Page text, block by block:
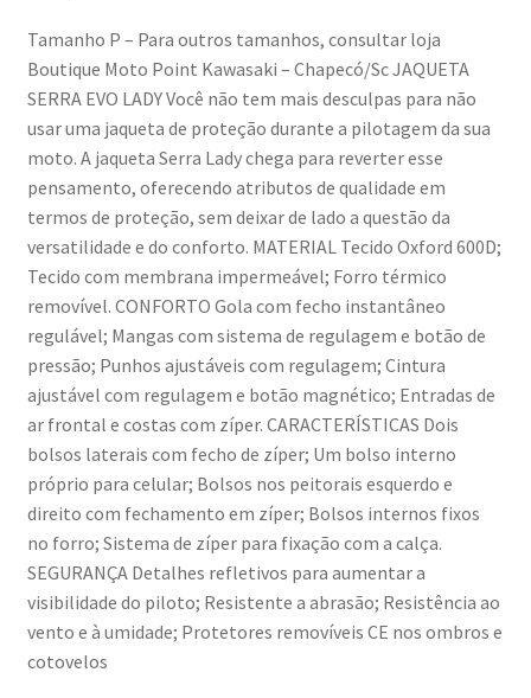
Tamanho P – Para outros tamanhos, consultar loja
Boutique Moto Point Kawasaki – Chapecó/Sc JAQUETA
SERRA EVO LADY Você não tem mais desculpas para não
usar uma jaqueta de proteção durante a pilotagem da sua
moto. A jaqueta Serra Lady chega para reverter esse
pensamento, oferecendo atributos de qualidade em
termos de proteção, sem deixar de lado a questão da
versatilidade e do conforto. MATERIAL Tecido Oxford 600D;
Tecido com membrana impermeável; Forro térmico
removível. CONFORTO Gola com fecho instantâneo
regulável; Mangas com sistema de regulagem e botão de
pressão; Punhos ajustáveis com regulagem; Cintura
ajustável com regulagem e botão magnético; Entradas de
ar frontal e costas com zíper. CARACTERÍSTICAS Dois
bolsos laterais com fecho de zíper; Um bolso interno
próprio para celular; Bolsos nos peitorais esquerdo e
direito com fechamento em zíper; Bolsos internos fixos
no forro; Sistema de zíper para fixação com a calça.
SEGURANÇA Detalhes refletivos para aumentar a
visibilidade do piloto; Resistente a abrasão; Resistência ao
vento e à umidade; Protetores removíveis CE nos ombros e
cotovelos